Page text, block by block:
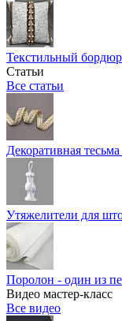
Текстильный
Статьи
Все статьи
Декоративная
Утяжелители для
Поролон - один из
Видео мастер-класс
Все видео